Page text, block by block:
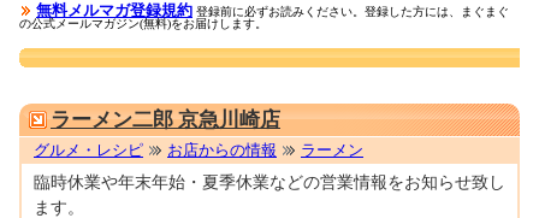
無料メルマガ登録規約 登録前に必ずお読みください。登録した方には、まぐまぐ
の公式メールマガジン(無料)をお届けします。
ラーメン二郎 京急川崎店
グルメ・レシピ お店からの情報 ラーメン
臨時休業や年末年始・夏季休業などの営業情報をお知らせ致し
ます。